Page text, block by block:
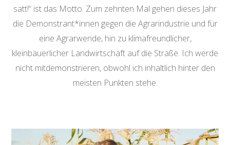
satt!“ ist das Motto. Zum zehnten Mal gehen dieses Jahr
die Demonstrant*innen gegen die Agrarindustrie und für
eine Agrarwende, hin zu klimafreundlicher,
kleinbäuerlicher Landwirtschaft auf die Straße. Ich werde
nicht mitdemonstrieren, obwohl ich inhaltlich hinter den
meisten Punkten stehe.